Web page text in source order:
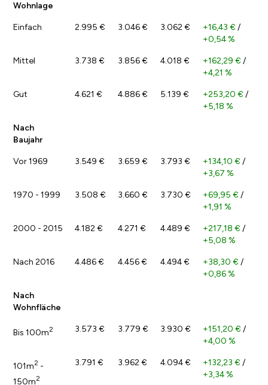
Wohnlage
Einfach 2.995 € 3.046 € 3.062 € +16,43 € /
+0,54 %
Mittel 3.738 € 3.856 € 4.018 € +162,29 € /
+4,21 %
Gut 4.621 € 4.886 € 5.139 € +253,20 € /
+5,18 %
Nach
Baujahr
Vor 1969 3.549 € 3.659 € 3.793 € +134,10 € /
+3,67 %
1970 - 1999 3.508 € 3.660 € 3.730 € +69,95 € /
+1,91 %
2000 - 2015 4.182 € 4.271 € 4.489 € +217,18 € /
+5,08 %
Nach 2016 4.486 € 4.456 € 4.494 € +38,30 € /
+0,86 %
Nach
Wohnfläche
Bis 100m2 3.573 € 3.779 € 3.930 € +151,20 € /
+4,00 %
101m2 -
150m2
3.791 € 3.962 € 4.094 € +132,23 € /
+3,34 %